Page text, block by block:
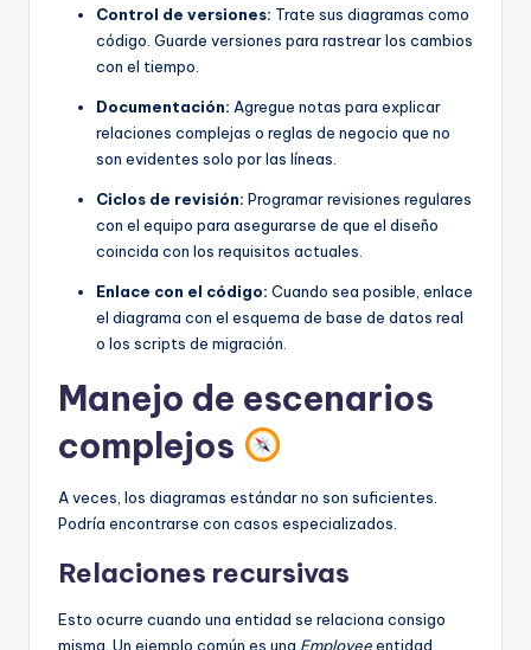
Control de versiones: Trate sus diagramas como
código. Guarde versiones para rastrear los cambios
con el tiempo.
Documentación: Agregue notas para explicar
relaciones complejas o reglas de negocio que no
son evidentes solo por las líneas.
Ciclos de revisión: Programar revisiones regulares
con el equipo para asegurarse de que el diseño
coincida con los requisitos actuales.
Enlace con el código: Cuando sea posible, enlace
el diagrama con el esquema de base de datos real
o los scripts de migración.
Manejo de escenarios
complejos
A veces, los diagramas estándar no son suficientes.
Podría encontrarse con casos especializados.
Relaciones recursivas
Esto ocurre cuando una entidad se relaciona consigo
misma. Un ejemplo común es una Employeeentidad